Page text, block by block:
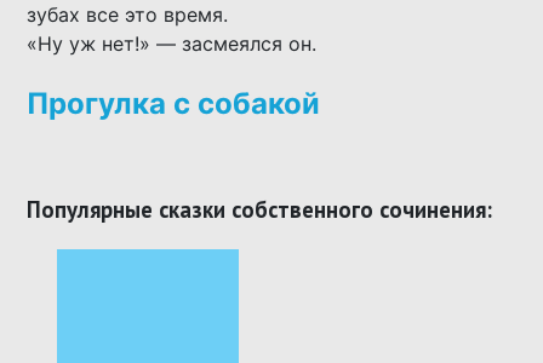
зубах все это время.
«Ну уж нет!» — засмеялся он.
Прогулка с собакой
Популярные сказки собственного сочинения: